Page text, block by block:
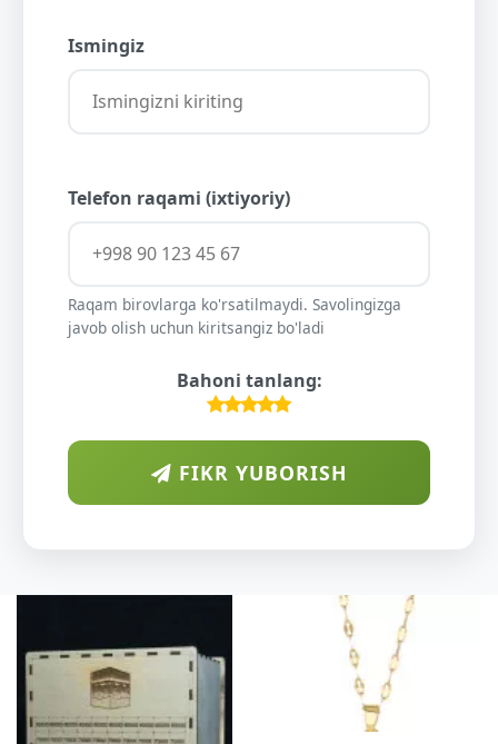
Ismingiz
Telefon raqami (ixtiyoriy)
Raqam birovlarga ko'rsatilmaydi. Savolingizga
javob olish uchun kiritsangiz bo'ladi
Bahoni tanlang:
FIKR YUBORISH